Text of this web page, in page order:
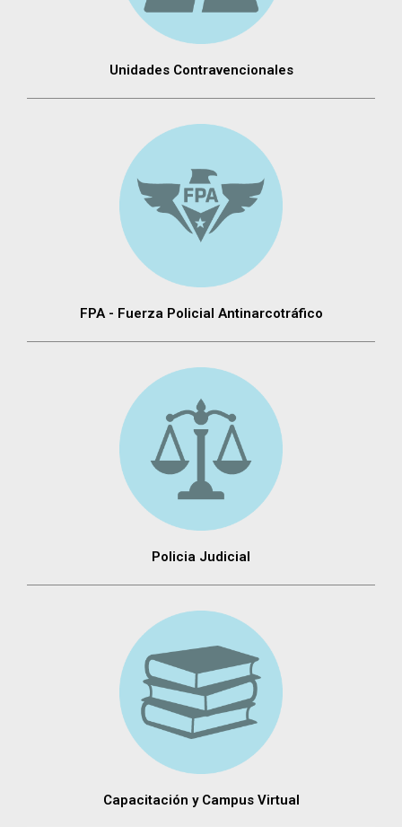
Unidades Contravencionales
FPA - Fuerza Policial Antinarcotráfico
Policia Judicial
Capacitación y Campus Virtual